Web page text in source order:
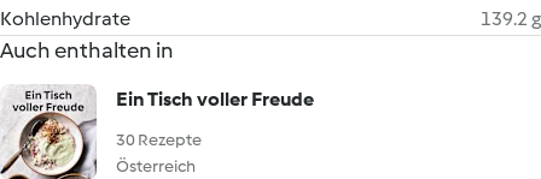
Kohlenhydrate
139.2 g
Auch enthalten in
Ein Tisch voller Freude
30 Rezepte
Österreich